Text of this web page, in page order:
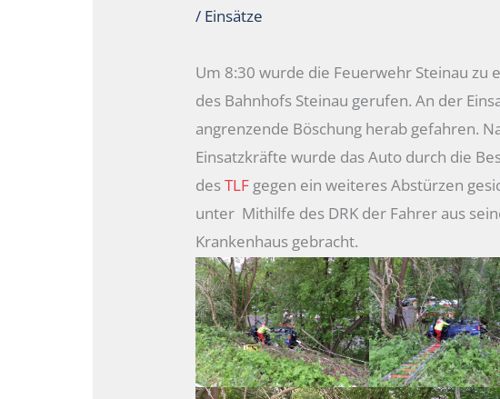
/ Einsätze
Um 8:30 wurde die Feuerwehr Steinau zu
des Bahnhofs Steinau gerufen. An der
angrenzende Böschung herab gefahren.
Einsatzkräfte wurde das Auto durch die
desTLF gegen ein weiteres Abstürzen
unter Mithilfe des DRK der Fahrer aus
Krankenhaus gebracht.